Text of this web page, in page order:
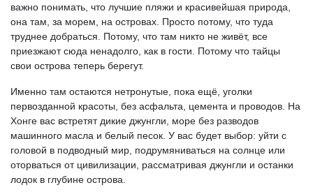
важно понимать, что лучшие пляжи и красивейшая природа,
она там, за морем, на островах. Просто потому, что туда
труднее добраться. Потому, что там никто не живёт, все
приезжают сюда ненадолго, как в гости. Потому что тайцы
свои острова теперь берегут.
Именно там остаются нетронутые, пока ещё, уголки
первозданной красоты, без асфальта, цемента и проводов. На
Хонге вас встретят дикие джунгли, море без разводов
машинного масла и белый песок. У вас будет выбор: уйти с
головой в подводный мир, подрумяниваться на солнце или
оторваться от цивилизации, рассматривая джунгли и останки
лодок в глубине острова.